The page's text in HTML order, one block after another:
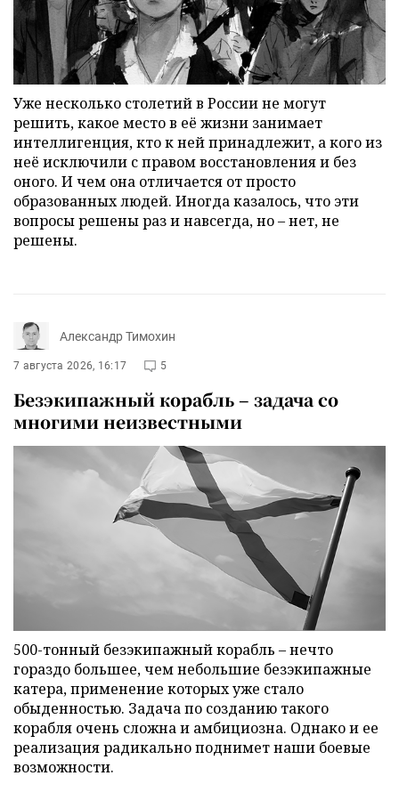
Уже несколько столетий в России не могут
решить, какое место в её жизни занимает
интеллигенция, кто к ней принадлежит, а кого из
неё исключили с правом восстановления и без
оного. И чем она отличается от просто
образованных людей. Иногда казалось, что эти
вопросы решены раз и навсегда, но – нет, не
решены.
Александр Тимохин
7 августа 2026, 16:17 5
Безэкипажный корабль – задача со
многими неизвестными
500-тонный безэкипажный корабль – нечто
гораздо большее, чем небольшие безэкипажные
катера, применение которых уже стало
обыденностью. Задача по созданию такого
корабля очень сложна и амбициозна. Однако и ее
реализация радикально поднимет наши боевые
возможности.